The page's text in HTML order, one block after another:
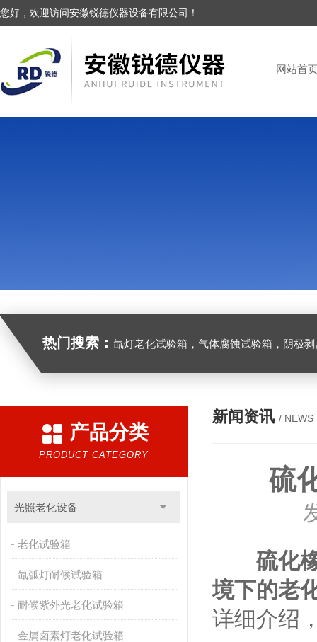
您好，欢迎访问安徽锐德仪器设备有限公司！
网站首
热门搜索： 氙灯老化试验箱，气体腐蚀试验箱，阴极剥离试验箱，防水防尘试验箱，盐雾箱，
产品分类
PRODUCT CATEGORY
光照老化设备
老化试验箱
氙弧灯耐候试验箱
耐候紫外光老化试验箱
金属卤素灯老化试验箱
新闻资讯 / NEWS
硫
硫化
境下的老
详细介绍